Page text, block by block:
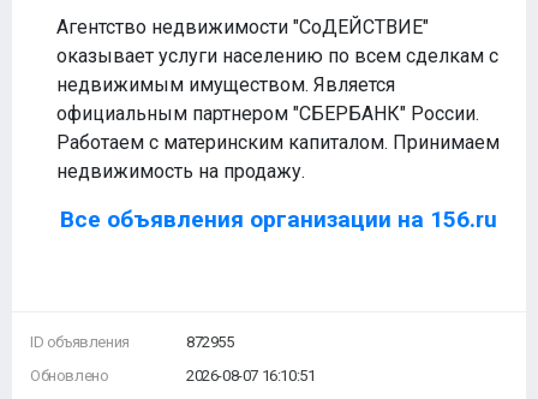
Агентство недвижимости "СоДЕЙСТВИЕ"
оказывает услуги населению по всем сделкам с
недвижимым имуществом. Является
официальным партнером "СБЕРБАНК" России.
Работаем с материнским капиталом. Принимаем
недвижимость на продажу.
Все объявления организации на 156.ru
ID объявления
Обновлено
872955
2026-08-07 16:10:51